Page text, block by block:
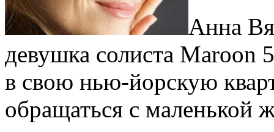
Анна
девушка солиста
в свою нью-йорскую
обращаться с маленькой